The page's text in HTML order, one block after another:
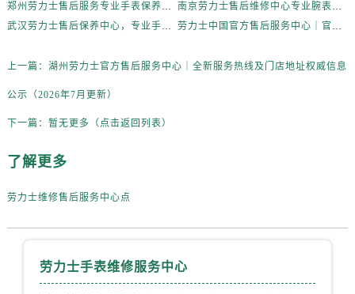
河北省石家庄市长安区中山东路39号勒泰中心写字楼B座13层07室劳力士售后服务中心（需提前预约）
海南省海口市龙华区金贸东路5号海口华润大厦B座17层1707室劳力士售后服务中心（需提前预约）
郑州劳力士售后服务专业手表保养与维修权威公示（2026年7月最新）
南京劳力士售后维修中心专业腕表保养与精准维修权威公示（2026年7月最新）
武汉劳力士售后保养中心，专业手表维修与保养服务权威公示（2026年7月最新）
劳力士中国官方售后服务中心｜官方电话和完整维修地址权威信息公示（2026年7月更新）
上一篇： 湖州劳力士官方售后服务中心｜全新服务热线及门店地址权威信息
公示（2026年7月更新）
下一篇： 暂无更多（点击返回列表）
了解更多
劳力士维修售后服务中心点
劳力士手表维修服务中心